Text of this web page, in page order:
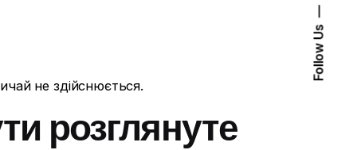
Follow Us
не здійснюється.
розглянуте